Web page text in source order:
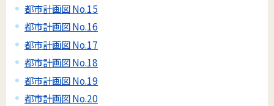
都市計画図 No.15
都市計画図 No.16
都市計画図 No.17
都市計画図 No.18
都市計画図 No.19
都市計画図 No.20